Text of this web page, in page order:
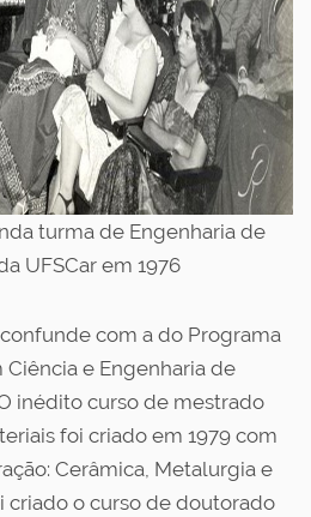
turma de Engenharia de
UFSCar em 1976
com a do Programa
e Engenharia de
inédito curso de mestrado
foi criado em 1979 com
Cerâmica, Metalurgia e
criado o curso de doutorado